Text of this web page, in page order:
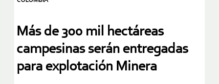
Más de 300 mil hectáreas
campesinas serán entregadas
para explotación Minera